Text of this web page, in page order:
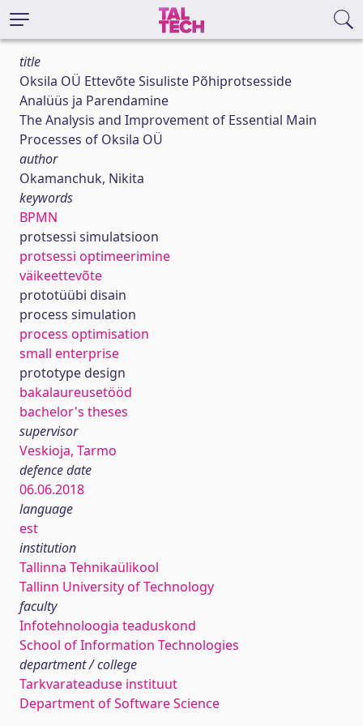
title
Oksila OÜ Ettevõte Sisuliste Põhiprotsesside
Analüüs ja Parendamine
The Analysis and Improvement of Essential Main
Processes of Oksila OÜ
author
Okamanchuk, Nikita
keywords
BPMN
protsessi simulatsioon
protsessi optimeerimine
väikeettevõte
prototüübi disain
process simulation
process optimisation
small enterprise
prototype design
bakalaureusetööd
bachelor's theses
supervisor
Veskioja, Tarmo
defence date
06.06.2018
language
est
institution
Tallinna Tehnikaülikool
Tallinn University of Technology
faculty
Infotehnoloogia teaduskond
School of Information Technologies
department / college
Tarkvarateaduse instituut
Department of Software Science